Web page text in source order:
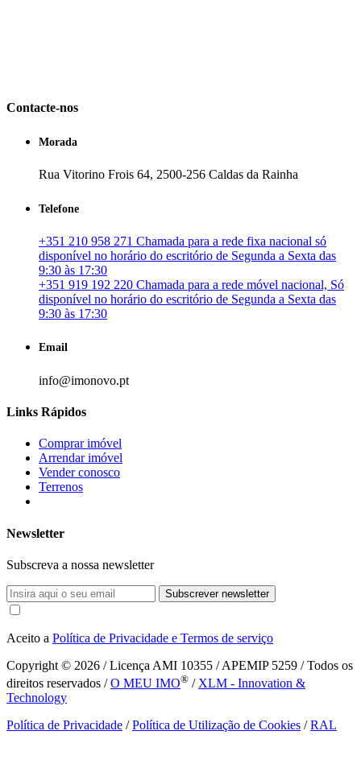
Contacte-nos
Morada
Rua Vitorino Frois 64, 2500-256 Caldas da Rainha
Telefone
+351 210 958 271 Chamada para a rede fixa nacional só
disponível no horário do escritório de Segunda a Sexta das
9:30 às 17:30
+351 919 192 220 Chamada para a rede móvel nacional, Só
disponível no horário do escritório de Segunda a Sexta das
9:30 às 17:30
Email
info@imonovo.pt
Links Rápidos
Comprar imóvel
Arrendar imóvel
Vender conosco
Terrenos
Newsletter
Subscreva a nossa newsletter
Subscrever newsletter
Aceito a Política de Privacidade e Termos de serviço
Copyright © 2026 / Licença AMI 10355 / APEMIP 5259 / Todos os
direitos reservados /O MEU IMO® / XLM - Innovation &
Technology
Política de Privacidade /Política de Utilização de Cookies /RAL